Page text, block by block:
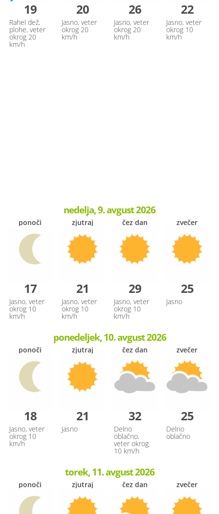
19
Rahel dež,
plohe, veter
okrog 20
km/h
20
Jasno, veter
okrog 20
km/h
26
Jasno, veter
okrog 20
km/h
22
Jasno, veter
okrog 10
km/h
nedelja, 9. avgust 2026
ponoči
17
Jasno, veter
okrog 10
km/h
zjutraj
21
Jasno, veter
okrog 10
km/h
čez dan
29
Jasno, veter
okrog 10
km/h
zvečer
25
Jasno
ponedeljek, 10. avgust 2026
ponoči
18
Jasno, veter
okrog 10
km/h
zjutraj
21
Jasno
čez dan
32
Delno
oblačno,
veter okrog
10 km/h
zvečer
25
Delno
oblačno
torek, 11. avgust 2026
ponoči zjutraj čez dan zvečer